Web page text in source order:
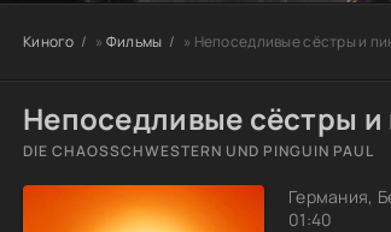
Киного » Фильмы » Непоседливые сёстры и
Непоседливые сёстры
DIE CHAOSSCHWESTERN UND PINGUIN PAUL
Германия,
01:40